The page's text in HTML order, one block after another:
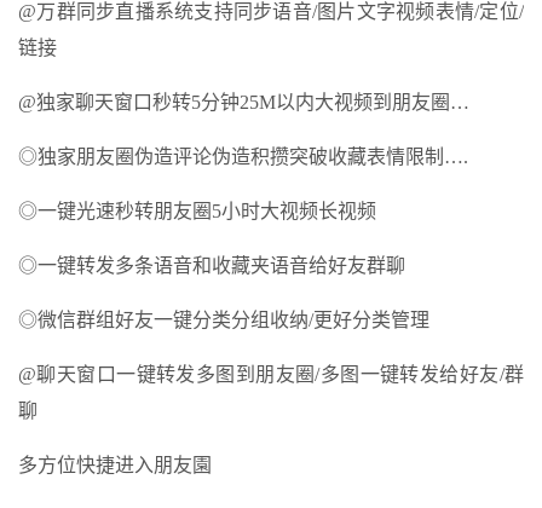
@万群同步直播系统支持同步语音/图片文字视频表情/定位/
链接
@独家聊天窗口秒转5分钟25M以内大视频到朋友圈…
◎独家朋友圈伪造评论伪造积攒突破收藏表情限制….
◎一键光速秒转朋友圈5小时大视频长视频
◎一键转发多条语音和收藏夹语音给好友群聊
◎微信群组好友一键分类分组收纳/更好分类管理
@聊天窗口一键转发多图到朋友圈/多图一键转发给好友/群
聊
多方位快捷进入朋友園